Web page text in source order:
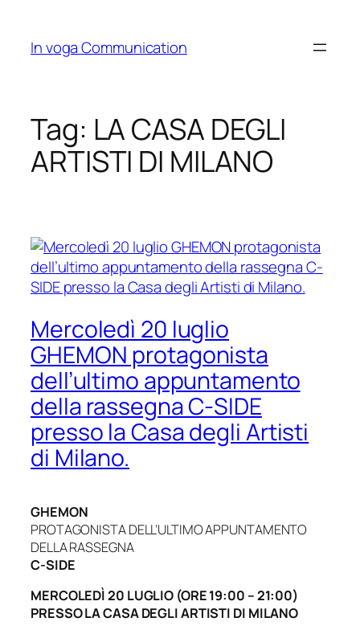
content
In voga Communication
Tag: LA CASA DEGLI
ARTISTI DI MILANO
Mercoledì 20 luglio
GHEMON protagonista
dell’ultimo appuntamento
della rassegna C-SIDE
presso la Casa degli Artisti
di Milano.
GHEMON
PROTAGONISTA DELL’ULTIMO APPUNTAMENTO
DELLA RASSEGNA
C-SIDE
MERCOLEDÌ 20 LUGLIO (ORE 19:00 – 21:00)
PRESSO LA CASA DEGLI ARTISTI DI MILANO